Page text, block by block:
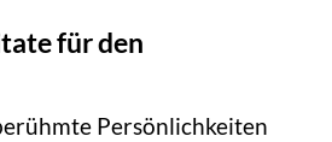
für den
Persönlichkeiten